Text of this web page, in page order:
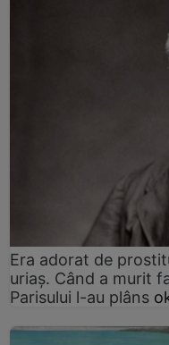
Era adorat de
uriaș. Când a murit
Parisului l-au plâns